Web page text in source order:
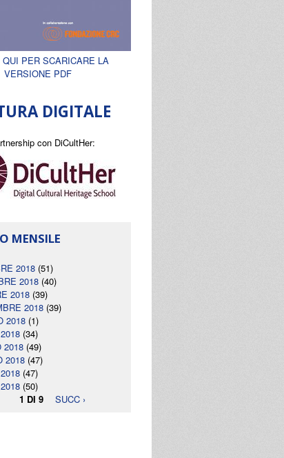
QUI PER SCARICARE LA
VERSIONE PDF
DIGITALE
con DiCultHer:
MENSILE
2018 (51)
2018 (40)
2018 (39)
2018 (39)
2018 (1)
(34)
2018 (49)
2018 (47)
(47)
(50)
1 DI 9
SUCC ›